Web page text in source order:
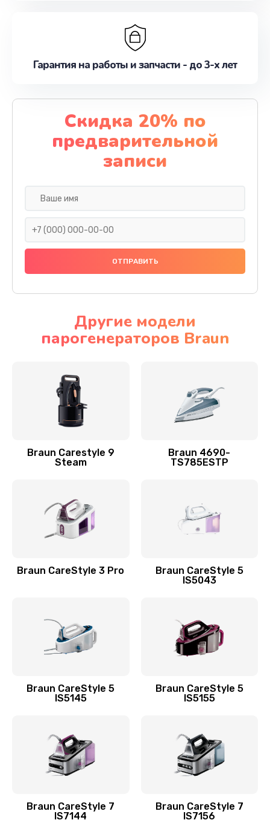
Гарантия на работы и запчасти - до 3-х лет
Скидка 20% по
предварительной
записи
Другие модели
парогенераторов Braun
Braun Carestyle 9
Steam
Braun 4690-
TS785ESTP
Braun CareStyle 3 Pro
Braun CareStyle 5
IS5043
Braun CareStyle 5
IS5145
Braun CareStyle 5
IS5155
Braun CareStyle 7
IS7144
Braun CareStyle 7
IS7156